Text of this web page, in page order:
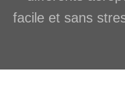
facile et sans